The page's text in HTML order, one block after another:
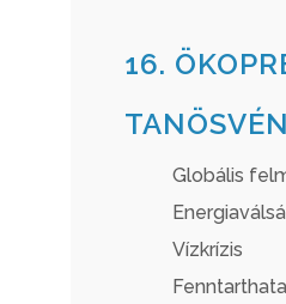
16.
Globális
Vízkrízis